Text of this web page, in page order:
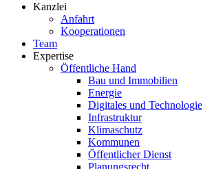
Kanzlei
Anfahrt
Kooperationen
Team
Expertise
Öffentliche Hand
Bau und Immobilien
Energie
Digitales und Technologie
Infrastruktur
Klimaschutz
Kommunen
Öffentlicher Dienst
Planungsrecht